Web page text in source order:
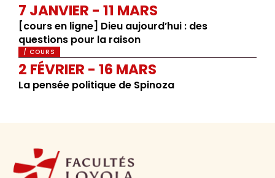
7 JANVIER - 11 MARS
[cours en ligne] Dieu aujourd’hui : des
questions pour la raison
/ COURS
2 FÉVRIER - 16 MARS
La pensée politique de Spinoza